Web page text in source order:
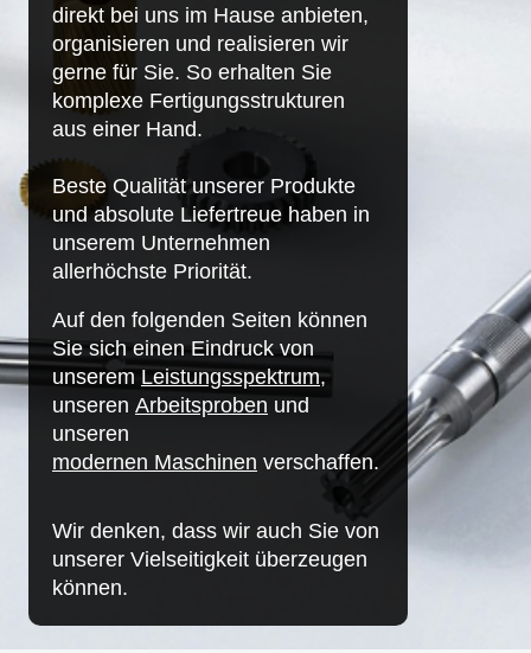
direkt bei uns im Hause anbieten,
organisieren und realisieren wir
gerne für Sie. So erhalten Sie
komplexe Fertigungsstrukturen
aus einer Hand.
Beste Qualität unserer Produkte
und absolute Liefertreue haben in
unserem Unternehmen
allerhöchste Priorität.
Auf den folgenden Seiten können
Sie sich einen Eindruck von
unseremLeistungsspektrum,
unseren Arbeitsproben und
unseren
modernen Maschinen verschaffen.
Wir denken, dass wir auch Sie von
unserer Vielseitigkeit überzeugen
können.